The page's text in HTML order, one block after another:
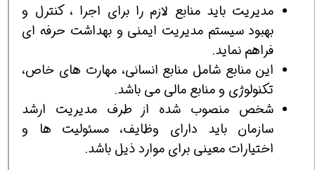
مدیریت باید منابع لازم را برای اجرا ، کنترل و
بهبود سیستم مدیریت ایمنی و بهداشت حرفه ای
فراهم نماید.
این منابع شامل منابع انسانی، مهارت های خاص،
تکنولوژی و منابع مالی می‌ باشد.
شخص منصوب شده از طرف مدیریت ارشد
سازمان باید دارای وظایف، مسئولیت ها و
اختیارات معینی برای موارد ذیل باشد.